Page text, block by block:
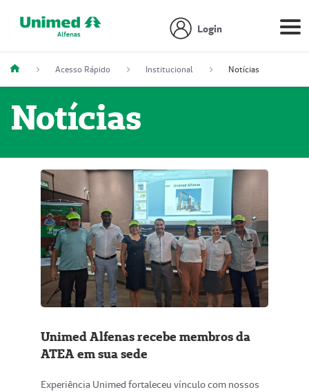
Login
Acesso Rápido Institucional Notícias
Notícias
Unimed Alfenas recebe membros da
ATEA em sua sede
Experiência Unimed fortaleceu vínculo com nossos